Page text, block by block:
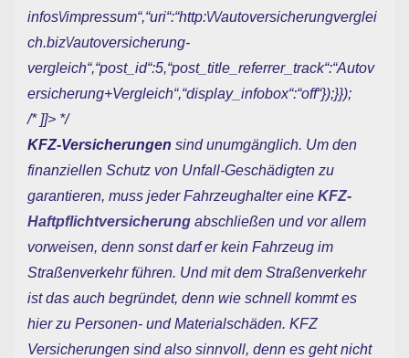
infos\/impressum“,“uri“:“http:\/\/autoversicherungverglei
ch.biz\/autoversicherung-
vergleich“,“post_id“:5,“post_title_referrer_track“:“Autov
ersicherung+Vergleich“,“display_infobox“:“off“});}});
/* ]]> */
KFZ-Versicherungen sind unumgänglich. Um den
finanziellen Schutz von Unfall-Geschädigten zu
garantieren, muss jeder Fahrzeughalter eine KFZ-
Haftpflichtversicherung abschließen und vor allem
vorweisen, denn sonst darf er kein Fahrzeug im
Straßenverkehr führen. Und mit dem Straßenverkehr
ist das auch begründet, denn wie schnell kommt es
hier zu Personen- und Materialschäden. KFZ
Versicherungen sind also sinnvoll, denn es geht nicht